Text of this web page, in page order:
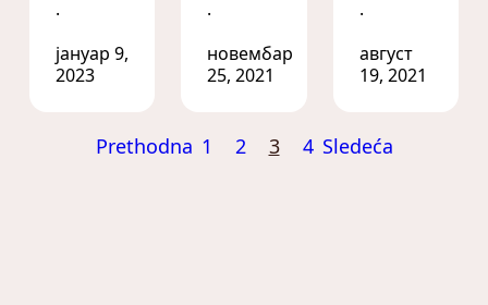
·
јануар 9,
2023
·
новембар
25, 2021
·
август
19, 2021
Prethodna 1 2 3 4 Sledeća